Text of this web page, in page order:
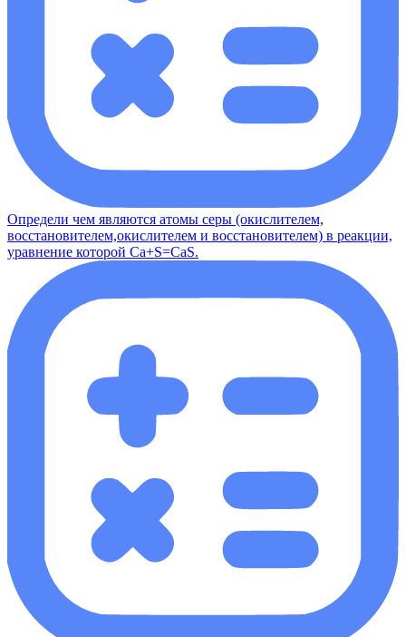
Определи чем являются атомы серы (окислителем,
восстановителем,окислителем и восстановителем) в реакции,
уравнение которой Ca+S=CaS.